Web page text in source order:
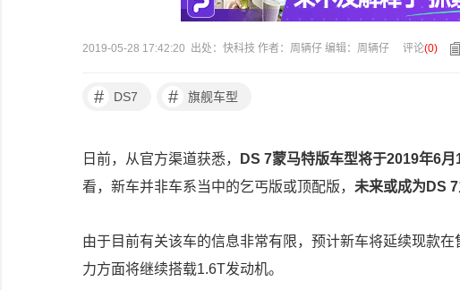
2019-05-28 17:42:20 出处：快科技 作者：周辆仔 编辑：周辆仔 评论(0)
# DS7 # 旗舰车型
日前，从官方渠道获悉， DS 7蒙马特版车型将于2019年6
看，新车并非车系当中的乞丐版或顶配版， 未来或成为DS
由于目前有关该车的信息非常有限，预计新车将延续现款
力方面将继续搭载1.6T发动机。